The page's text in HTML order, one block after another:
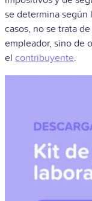
se determina según
casos, no se trata
empleador, sino de
el contribuyente.